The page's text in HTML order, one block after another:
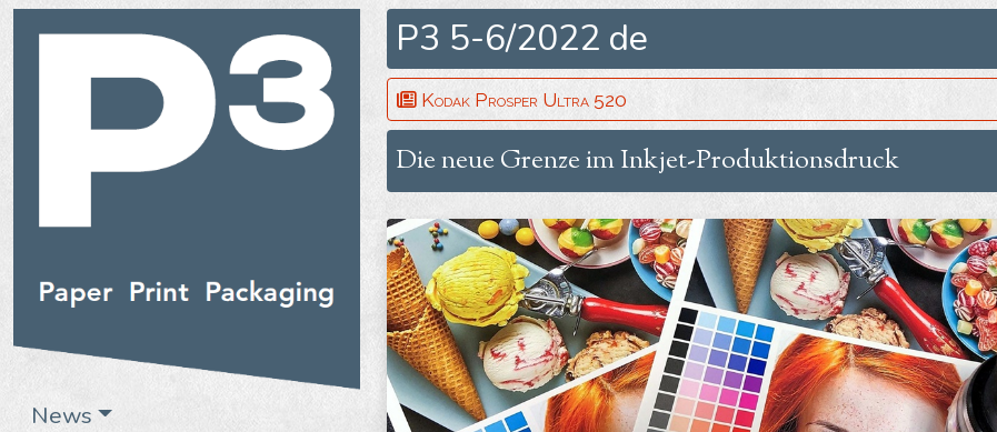
News
P3 5-6/2022 de
Kodak Prosper Ultra 520
Die neue Grenze im Inkjet-Produktionsdruck